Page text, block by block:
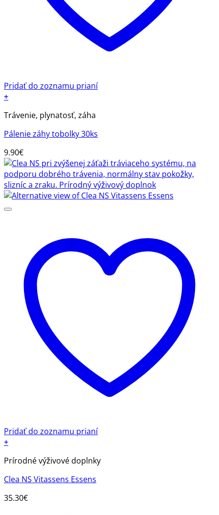
Pridať do zoznamu prianí
+
Trávenie, plynatosť, záha
Pálenie záhy tobolky 30ks
9.90€
Pridať do zoznamu prianí
+
Prírodné výživové doplnky
Clea NS Vitassens Essens
35.30€